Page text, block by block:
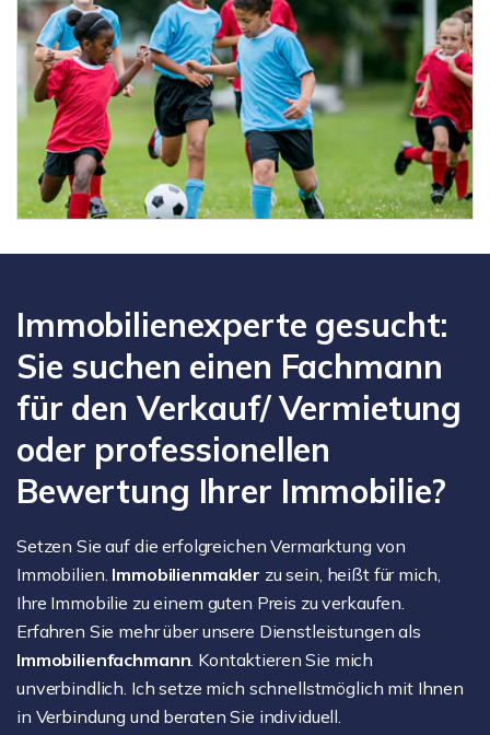
Immobilienexperte gesucht:
Sie suchen einen Fachmann
für den Verkauf/ Vermietung
oder professionellen
Bewertung Ihrer Immobilie?
Setzen Sie auf die erfolgreichen Vermarktung von
Immobilien. Immobilienmakler zu sein, heißt für mich,
Ihre Immobilie zu einem guten Preis zu verkaufen.
Erfahren Sie mehr über unsere Dienstleistungen als
Immobilienfachmann. Kontaktieren Sie mich
unverbindlich. Ich setze mich schnellstmöglich mit Ihnen
in Verbindung und beraten Sie individuell.